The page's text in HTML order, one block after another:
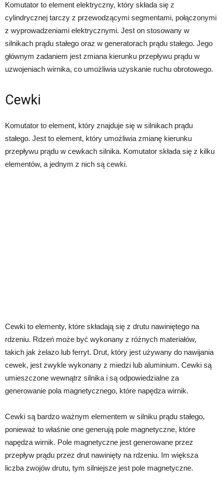
Komutator to element elektryczny, który składa się z
cylindrycznej tarczy z przewodzącymi segmentami, połączonymi
z wyprowadzeniami elektrycznymi. Jest on stosowany w
silnikach prądu stałego oraz w generatorach prądu stałego. Jego
głównym zadaniem jest zmiana kierunku przepływu prądu w
uzwojeniach wirnika, co umożliwia uzyskanie ruchu obrotowego.
Cewki
Komutator to element, który znajduje się w silnikach prądu
stałego. Jest to element, który umożliwia zmianę kierunku
przepływu prądu w cewkach silnika. Komutator składa się z kilku
elementów, a jednym z nich są cewki.
Cewki to elementy, które składają się z drutu nawiniętego na
rdzeniu. Rdzeń może być wykonany z różnych materiałów,
takich jak żelazo lub ferryt. Drut, który jest używany do nawijania
cewek, jest zwykle wykonany z miedzi lub aluminium. Cewki są
umieszczone wewnątrz silnika i są odpowiedzialne za
generowanie pola magnetycznego, które napędza wirnik.
Cewki są bardzo ważnym elementem w silniku prądu stałego,
ponieważ to właśnie one generują pole magnetyczne, które
napędza wirnik. Pole magnetyczne jest generowane przez
przepływ prądu przez drut nawinięty na rdzeniu. Im większa
liczba zwojów drutu, tym silniejsze jest pole magnetyczne.